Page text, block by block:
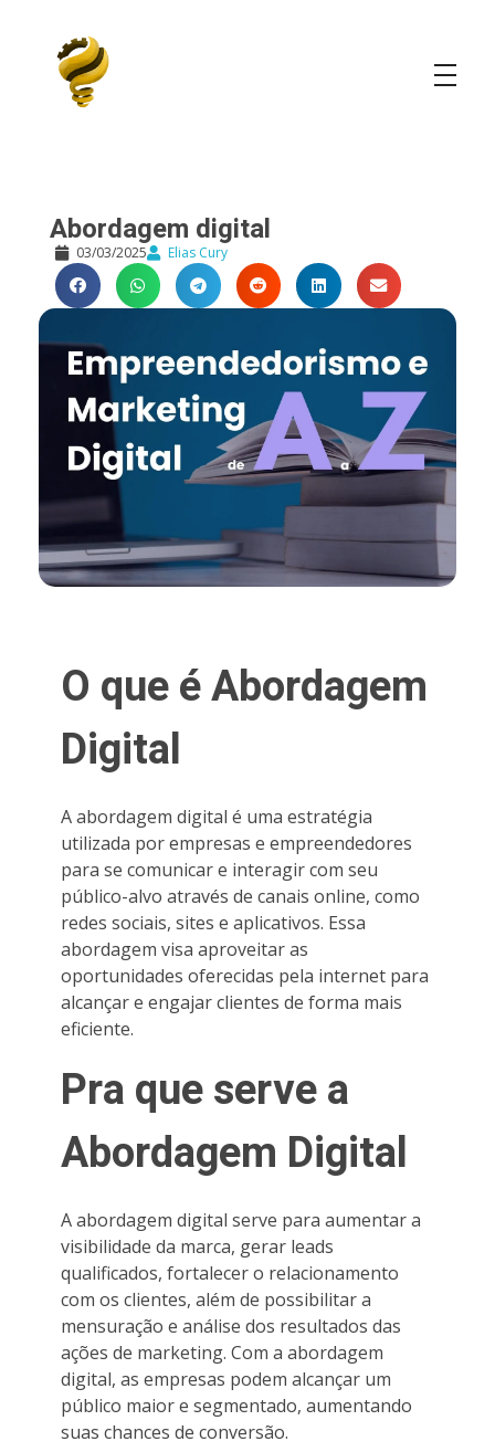
Abordagem digital
03/03/2025 Elias Cury
O que é Abordagem
Digital
A abordagem digital é uma estratégia
utilizada por empresas e empreendedores
para se comunicar e interagir com seu
público-alvo através de canais online, como
redes sociais, sites e aplicativos. Essa
abordagem visa aproveitar as
oportunidades oferecidas pela internet para
alcançar e engajar clientes de forma mais
eficiente.
Pra que serve a
Abordagem Digital
A abordagem digital serve para aumentar a
visibilidade da marca, gerar leads
qualificados, fortalecer o relacionamento
com os clientes, além de possibilitar a
mensuração e análise dos resultados das
ações de marketing. Com a abordagem
digital, as empresas podem alcançar um
público maior e segmentado, aumentando
suas chances de conversão.